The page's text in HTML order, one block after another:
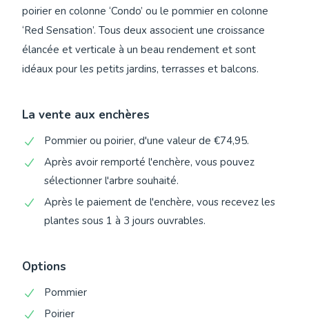
poirier en colonne ‘Condo’ ou le pommier en colonne
‘Red Sensation’. Tous deux associent une croissance
élancée et verticale à un beau rendement et sont
idéaux pour les petits jardins, terrasses et balcons.
La vente aux enchères
Pommier ou poirier, d'une valeur de €74,95.
Après avoir remporté l'enchère, vous pouvez
sélectionner l'arbre souhaité.
Après le paiement de l'enchère, vous recevez les
plantes sous 1 à 3 jours ouvrables.
Options
Pommier
Poirier